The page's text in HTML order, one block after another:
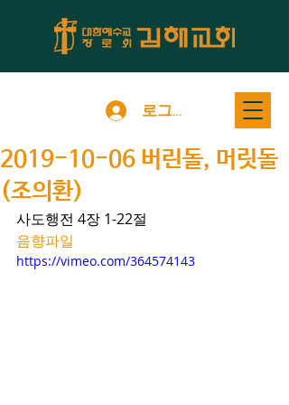
로그인
2019-10-06 버린돌, 머릿돌
(조의환)
사도행전 4장 1-22절
음향파일
https://vimeo.com/364574143